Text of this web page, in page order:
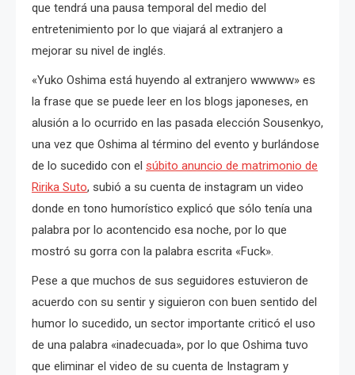
que tendrá una pausa temporal del medio del
entretenimiento por lo que viajará al extranjero a
mejorar su nivel de inglés.
«Yuko Oshima está huyendo al extranjero wwwww» es
la frase que se puede leer en los blogs japoneses, en
alusión a lo ocurrido en las pasada elección Sousenkyo,
una vez que Oshima al término del evento y burlándose
de lo sucedido con el súbito anuncio de matrimonio de
Ririka Suto, subió a su cuenta de instagram un video
donde en tono humorístico explicó que sólo tenía una
palabra por lo acontencido esa noche, por lo que
mostró su gorra con la palabra escrita «Fuck».
Pese a que muchos de sus seguidores estuvieron de
acuerdo con su sentir y siguieron con buen sentido del
humor lo sucedido, un sector importante criticó el uso
de una palabra «inadecuada», por lo que Oshima tuvo
que eliminar el video de su cuenta de Instagram y